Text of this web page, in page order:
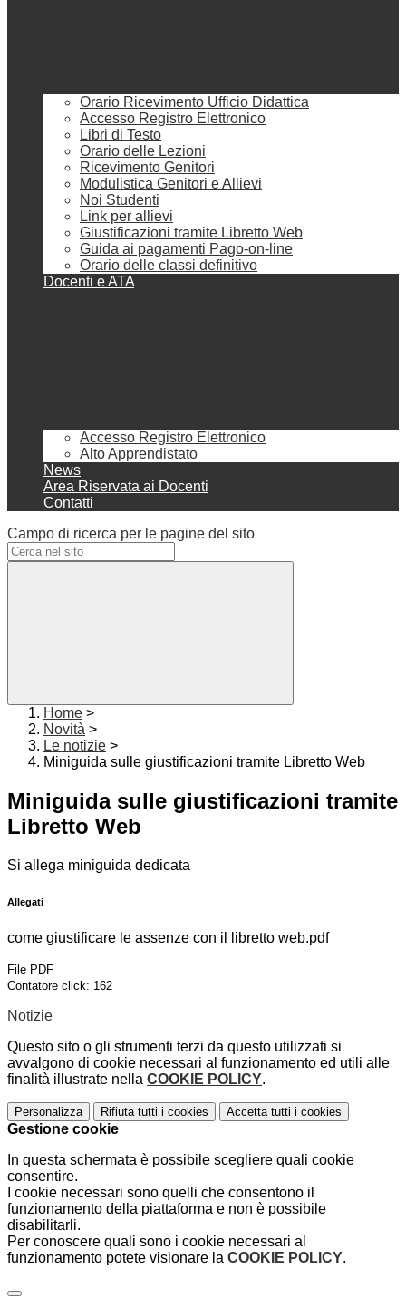
Orario Ricevimento Ufficio Didattica
Accesso Registro Elettronico
Libri di Testo
Orario delle Lezioni
Ricevimento Genitori
Modulistica Genitori e Allievi
Noi Studenti
Link per allievi
Giustificazioni tramite Libretto Web
Guida ai pagamenti Pago-on-line
Orario delle classi definitivo
Docenti e ATA
Accesso Registro Elettronico
Alto Apprendistato
News
Area Riservata ai Docenti
Contatti
Campo di ricerca per le pagine del sito
Home >
Novità >
Le notizie >
Miniguida sulle giustificazioni tramite Libretto Web
Miniguida sulle giustificazioni tramite
Libretto Web
Si allega miniguida dedicata
Allegati
come giustificare le assenze con il libretto web.pdf
File PDF
Contatore click: 162
Notizie
Questo sito o gli strumenti terzi da questo utilizzati si
avvalgono di cookie necessari al funzionamento ed utili alle
finalità illustrate nella COOKIE POLICY.
Personalizza Rifiuta tutti i cookies Accetta tutti i cookies
Gestione cookie
In questa schermata è possibile scegliere quali cookie
consentire.
I cookie necessari sono quelli che consentono il
funzionamento della piattaforma e non è possibile
disabilitarli.
Per conoscere quali sono i cookie necessari al
funzionamento potete visionare la COOKIE POLICY.